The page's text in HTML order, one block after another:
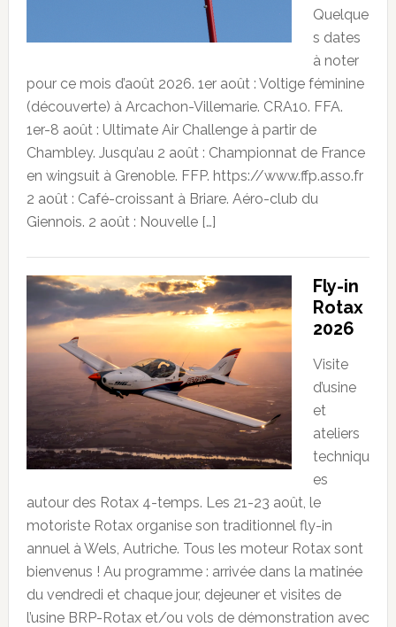
Quelque
s dates
à noter
pour ce mois d’août 2026. 1er août : Voltige féminine
(découverte) à Arcachon-Villemarie. CRA10. FFA.
1er-8 août : Ultimate Air Challenge à partir de
Chambley. Jusqu’au 2 août : Championnat de France
en wingsuit à Grenoble. FFP. https://www.ffp.asso.fr
2 août : Café-croissant à Briare. Aéro-club du
Giennois. 2 août : Nouvelle […]
Fly-in
Rotax
2026
Visite
d’usine
et
ateliers
techniqu
es
autour des Rotax 4-temps. Les 21-23 août, le
motoriste Rotax organise son traditionnel fly-in
annuel à Wels, Autriche. Tous les moteur Rotax sont
bienvenus ! Au programme : arrivée dans la matinée
du vendredi et chaque jour, dejeuner et visites de
l’usine BRP-Rotax et/ou vols de démonstration avec